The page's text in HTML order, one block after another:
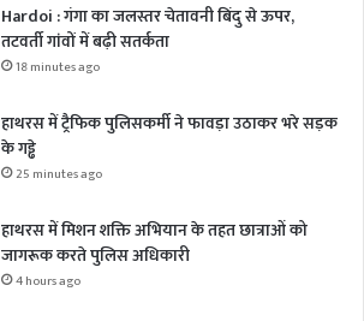
Hardoi : गंगा का जलस्तर चेतावनी बिंदु से ऊपर,
तटवर्ती गांवों में बढ़ी सतर्कता
18 minutes ago
हाथरस में ट्रैफिक पुलिसकर्मी ने फावड़ा उठाकर भरे सड़क
के गड्ढे
25 minutes ago
हाथरस में मिशन शक्ति अभियान के तहत छात्राओं को
जागरूक करते पुलिस अधिकारी
4 hours ago